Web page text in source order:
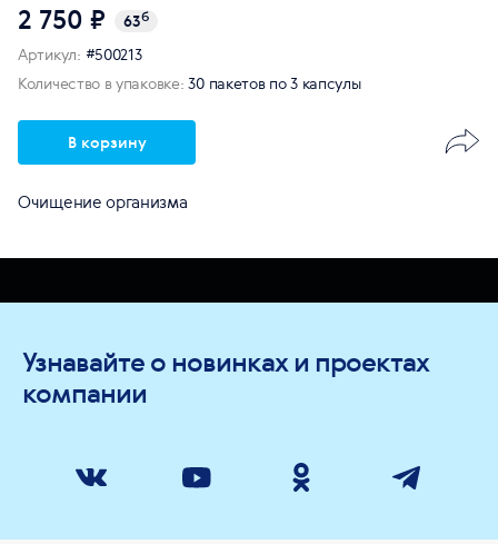
Очищение организма
2 750 ₽ 63б
Артикул: #500213
Количество в упаковке: 30 пакетов по 3 капсулы
В корзину
Узнавайте о новинках и проектах
компании